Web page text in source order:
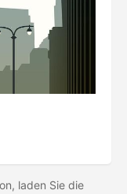
laden Sie die